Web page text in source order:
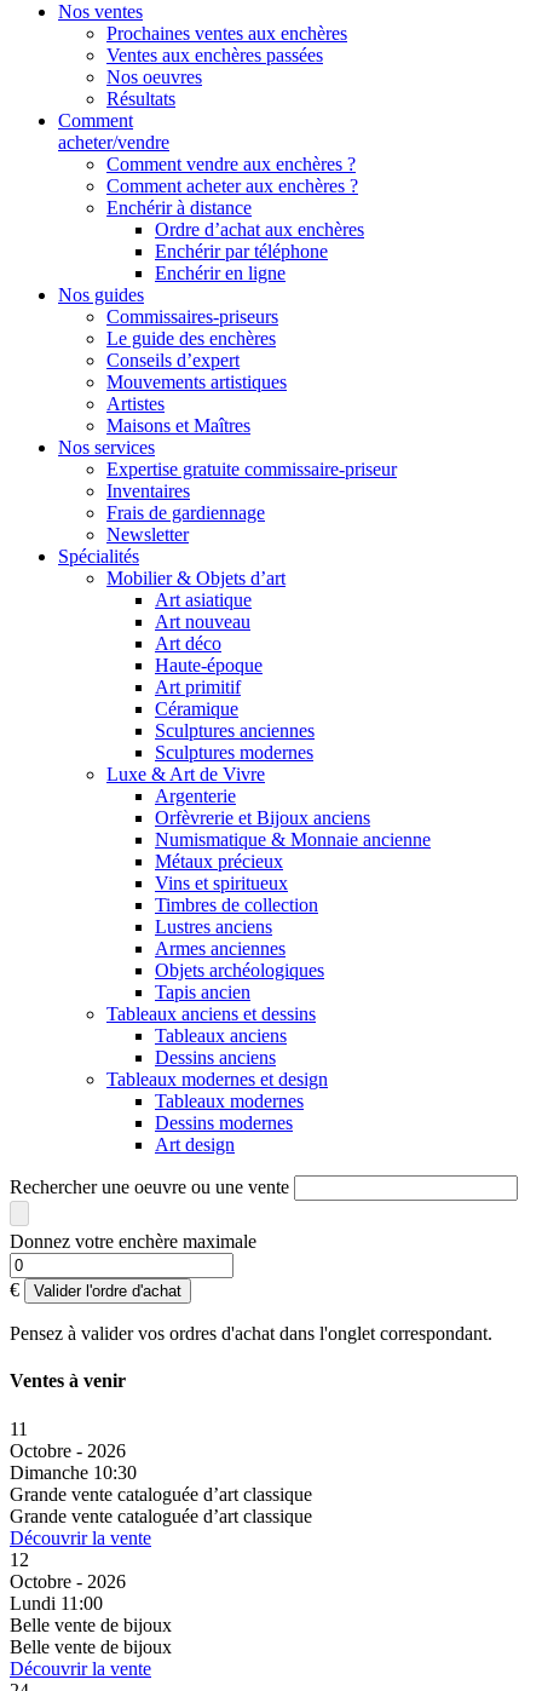
Nos ventes
Prochaines ventes aux enchères
Ventes aux enchères passées
Nos oeuvres
Résultats
Comment
acheter/vendre
Comment vendre aux enchères ?
Comment acheter aux enchères ?
Enchérir à distance
Ordre d’achat aux enchères
Enchérir par téléphone
Enchérir en ligne
Nos guides
Commissaires-priseurs
Le guide des enchères
Conseils d’expert
Mouvements artistiques
Artistes
Maisons et Maîtres
Nos services
Expertise gratuite commissaire-priseur
Inventaires
Frais de gardiennage
Newsletter
Spécialités
Mobilier & Objets d’art
Art asiatique
Art nouveau
Art déco
Haute-époque
Art primitif
Céramique
Sculptures anciennes
Sculptures modernes
Luxe & Art de Vivre
Argenterie
Orfèvrerie et Bijoux anciens
Numismatique & Monnaie ancienne
Métaux précieux
Vins et spiritueux
Timbres de collection
Lustres anciens
Armes anciennes
Objets archéologiques
Tapis ancien
Tableaux anciens et dessins
Tableaux anciens
Dessins anciens
Tableaux modernes et design
Tableaux modernes
Dessins modernes
Art design
Rechercher une oeuvre ou une vente
Donnez votre enchère maximale
€ Valider l'ordre d'achat
Pensez à valider vos ordres d'achat dans l'onglet correspondant.
Ventes à venir
11
Octobre - 2026
Dimanche 10:30
Grande vente cataloguée d’art classique
Grande vente cataloguée d’art classique
Découvrir la vente
12
Octobre - 2026
Lundi 11:00
Belle vente de bijoux
Belle vente de bijoux
Découvrir la vente